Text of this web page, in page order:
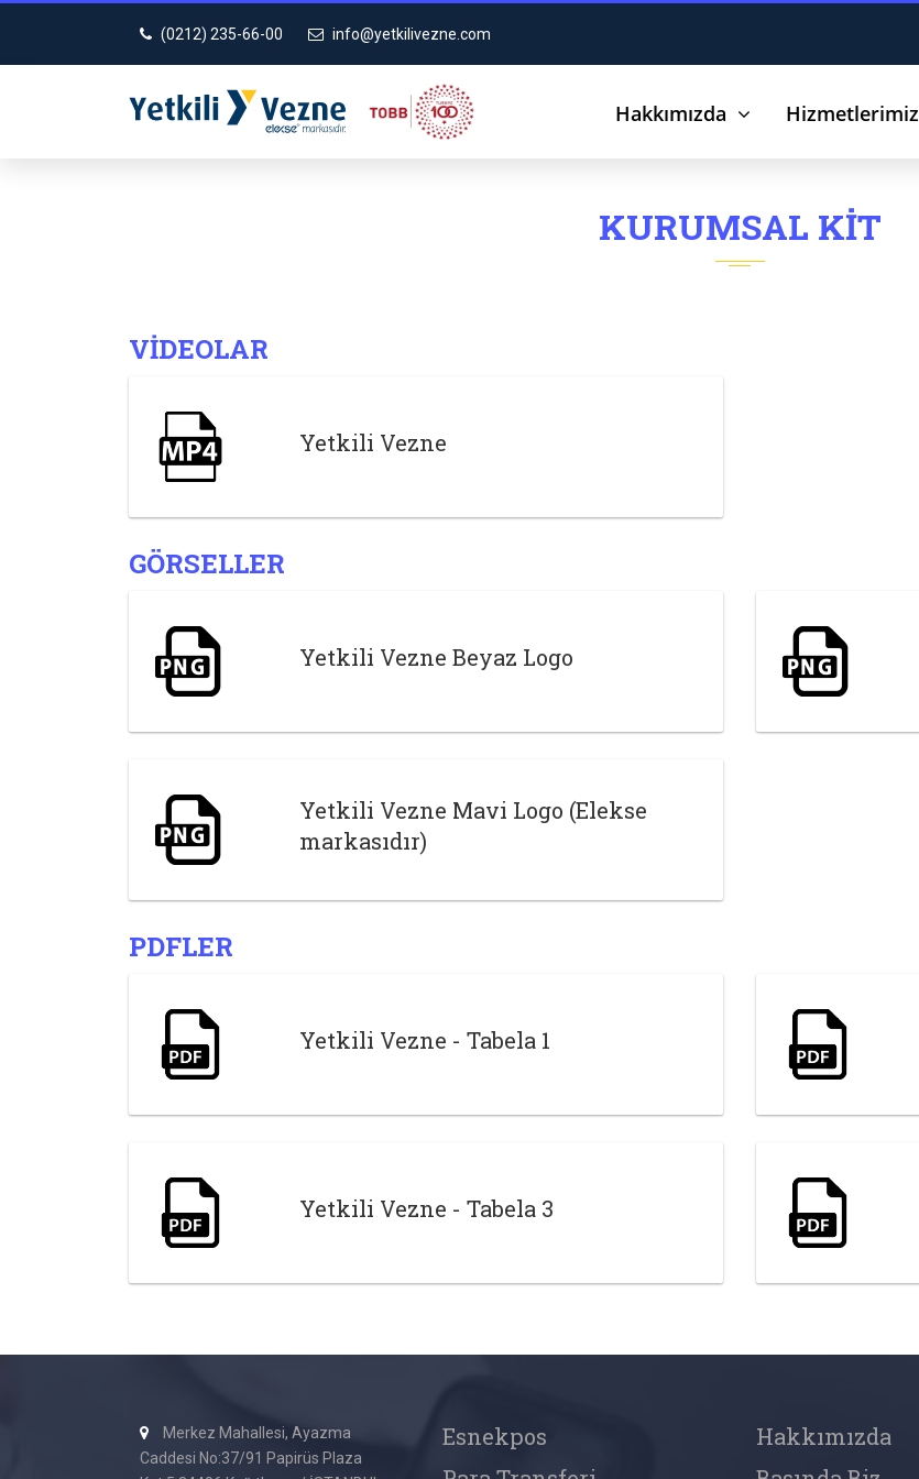
(0212) 235-66-00 info@yetkilivezne.com
Hakkımızda Hizmetlerimiz
KURUMSAL KIT
VIDEOLAR
Yetkili Vezne
GÖRSELLER
Yetkili Vezne Beyaz Logo
Yetkili Vezne Mavi Logo (Elekse
markasıdır)
PDFLER
Yetkili Vezne - Tabela 1
Yetkili Vezne - Tabela 3
Merkez Mahallesi, Ayazma
Caddesi No:37/91 Papirüs Plaza
Esnekpos
Hakkımızda